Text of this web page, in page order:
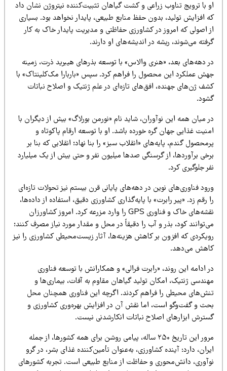
با ترویج تناوب زراعی و کشت گیاهان تثبیت‌کننده نیتروژن نشان داد
افزایش تولید، بدون حفظ منابع طبیعی، پایدار نخواهد بود. بسیاری
اصولی که امروز در کشاورزی حفاظتی و مدیریت پایدار خاک به کار
می‌شوند، ریشه در اندیشه‌های او دارند.
دهه‌های بعد، «هنری والاس» با توسعه بذرهای هیبرید ذرت، زمینه
عملکرد این محصول را فراهم کرد. سپس «باربارا مک‌کلینتاک» با
ژن‌های جهنده، افق‌های تازه‌ای در علم ژنتیک و اصلاح نباتات
میان همه این نوآوران، شاید نام «نورمن بورلاگ» بیش از دیگران با
غذایی جهان گره خورده باشد. او با توسعه ارقام پاکوتاه و
گندم، پایه‌های «انقلاب سبز» را بنا نهاد؛ انقلابی که بنا بر
برآوردها، از گرسنگی صدها میلیون نفر و حتی بیش از یک میلیارد
جلوگیری کرد.
فناوری‌های نوین در دهه‌های پایانی قرن بیستم نیز تحولات تازه‌ای
رقم زد. «پیر رابرت» با پایه‌گذاری کشاورزی دقیق، استفاده از داده‌ها،
نقشه‌های خاک و فناوری GPS را وارد مزرعه کرد. امروز کشاورزان
کود، بذر و آب را دقیقاً در محل و مقدار مورد نیاز مصرف کنند؛
که افزون بر کاهش هزینه‌ها، آثار زیست‌محیطی کشاورزی را نیز
می‌دهد.
ادامه این روند، «رابرت فرالی» و همکارانش با توسعه فناوری
ژنتیک، امکان تولید گیاهان مقاوم به آفات، بیماری‌ها و
محیطی را فراهم کردند. اگرچه این فناوری همچنان محل
و گفت‌وگو است، اما نقش آن در افزایش بهره‌وری کشاورزی و
ابزارهای اصلاح نباتات انکارشدنی نیست.
مرور این تاریخ ۲۵۰ ساله، پیامی روشن برای همه کشورها، از جمله
دارد: آینده کشاورزی، به‌عنوان تأمین‌کننده غذای بشر، در گرو
دانش‌محوری و حفاظت از منابع طبیعی است. تجربه کشورهای